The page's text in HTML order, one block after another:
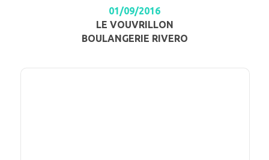
01/09/2016
LE VOUVRILLON
BOULANGERIE RIVERO